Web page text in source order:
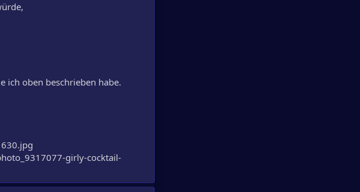
ich oben beschrieben habe.
girly-cocktail-